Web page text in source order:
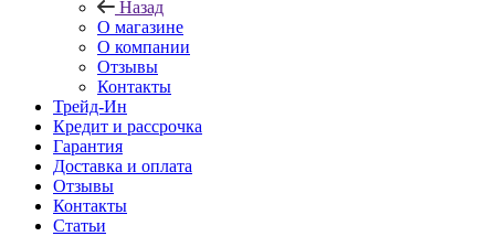
Назад
О магазине
О компании
Отзывы
Контакты
Трейд-Ин
Кредит и рассрочка
Гарантия
Доставка и оплата
Отзывы
Контакты
Статьи